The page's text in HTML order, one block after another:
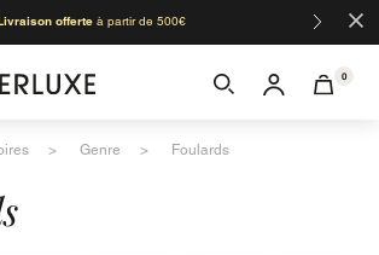
offerteà partir de 500€ ×
0
Genre Foulards